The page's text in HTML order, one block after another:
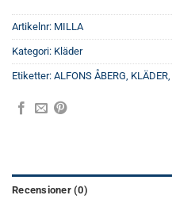
Artikelnr: MILLA
Kategori: Kläder
Etiketter: ALFONS ÅBERG KLÄDER
Recensioner (0)